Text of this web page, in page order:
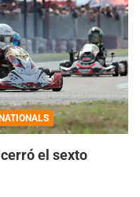
cerró el sexto